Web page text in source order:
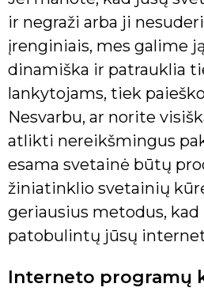
ir negraži arba ji
įrenginiais, mes galime
dinamiška ir patrauklia
lankytojams, tiek
Nesvarbu, ar norite
atlikti nereikšmingus
esama svetainė būtų
žiniatinklio svetainių
geriausius metodus,
patobulintų jūsų
Interneto programų